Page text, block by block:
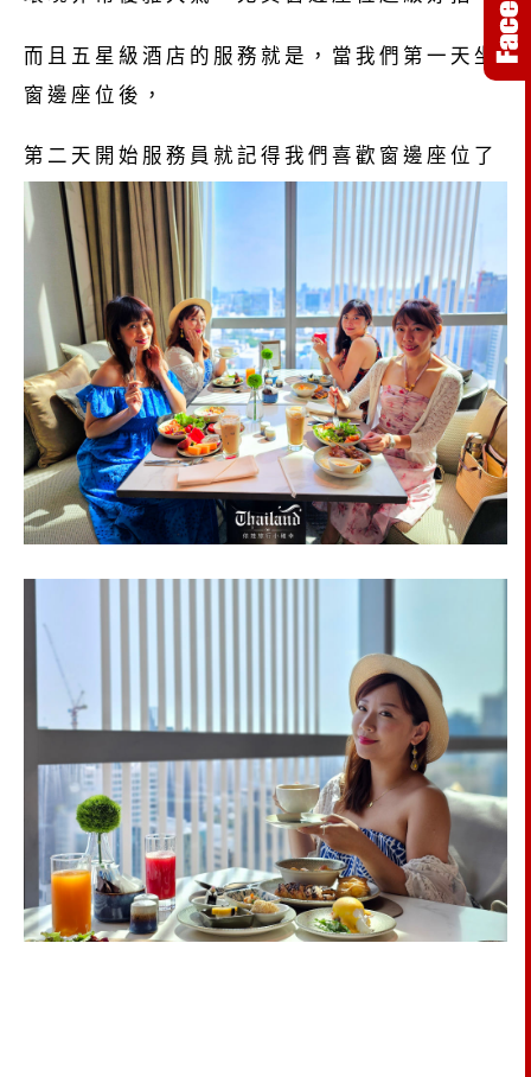
而且五星級酒店的服務就是，當我們第一天坐
窗邊座位後，
第二天開始服務員就記得我們喜歡窗邊座位了